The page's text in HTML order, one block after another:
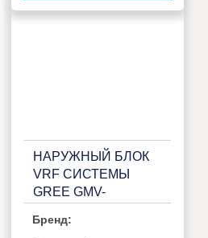
НАРУЖНЫЙ БЛОК
VRF СИСТЕМЫ
GREE GMV-
Бренд: